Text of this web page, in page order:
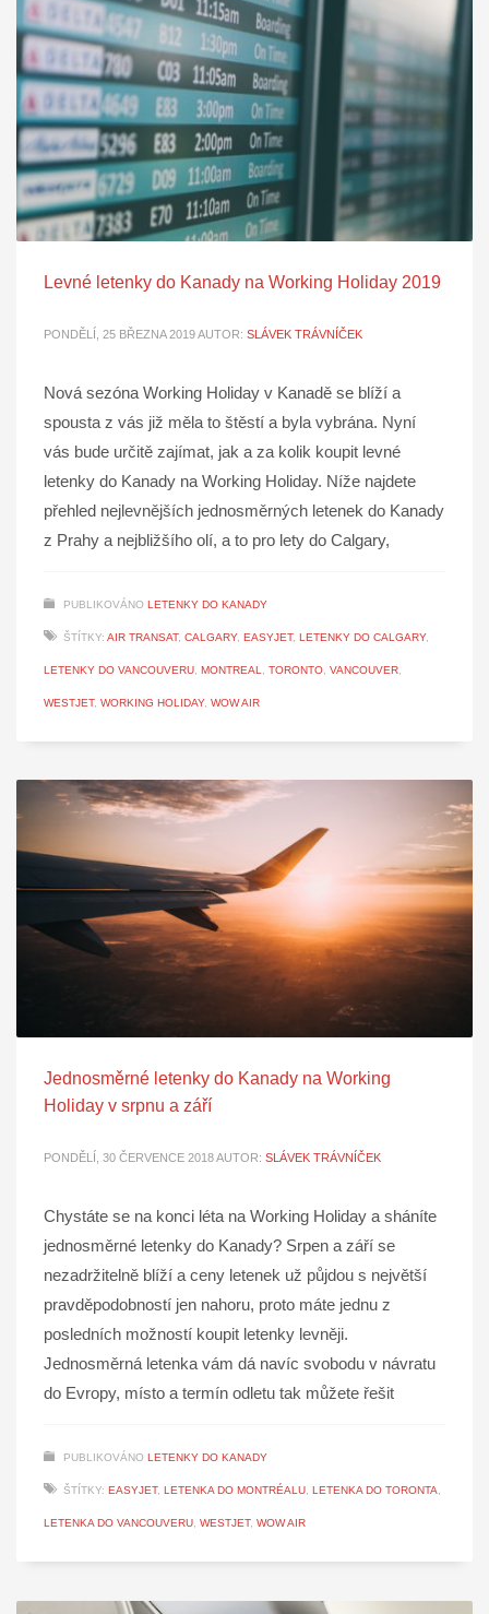
Levné letenky do Kanady na Working Holiday 2019
PONDĚLÍ, 25 BŘEZNA 2019AUTOR: SLÁVEK TRÁVNÍČEK
Nová sezóna Working Holiday v Kanadě se blíží a
spousta z vás již měla to štěstí a byla vybrána. Nyní
vás bude určitě zajímat, jak a za kolik koupit levné
letenky do Kanady na Working Holiday. Níže najdete
přehled nejlevnějších jednosměrných letenek do Kanady
z Prahy a nejbližšího olí, a to pro lety do Calgary,
PUBLIKOVÁNO LETENKY DO KANADY
ŠTÍTKY: AIR TRANSAT, CALGARY, EASYJET, LETENKY DO CALGARY,
LETENKY DO VANCOUVERU, MONTREAL, TORONTO, VANCOUVER,
WESTJET, WORKING HOLIDAY, WOW AIR
Jednosměrné letenky do Kanady na Working
Holiday v srpnu a září
PONDĚLÍ, 30 ČERVENCE 2018AUTOR: SLÁVEK TRÁVNÍČEK
Chystáte se na konci léta na Working Holiday a sháníte
jednosměrné letenky do Kanady? Srpen a září se
nezadržitelně blíží a ceny letenek už půjdou s největší
pravděpodobností jen nahoru, proto máte jednu z
posledních možností koupit letenky levněji.
Jednosměrná letenka vám dá navíc svobodu v návratu
do Evropy, místo a termín odletu tak můžete řešit
PUBLIKOVÁNO LETENKY DO KANADY
ŠTÍTKY: EASYJET, LETENKA DO MONTRÉALU, LETENKA DO TORONTA,
LETENKA DO VANCOUVERU, WESTJET, WOW AIR